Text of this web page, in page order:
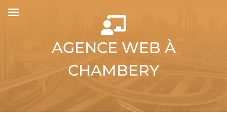

AGENCE WEB À
CHAMBERY